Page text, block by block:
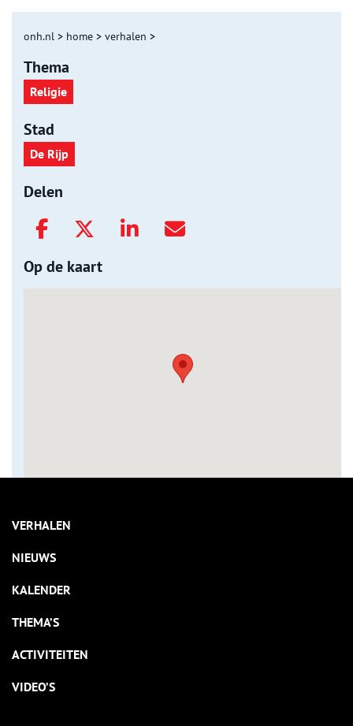
onh.nl > home > verhalen >
Thema
Religie
Stad
De Rijp
Delen
Op de kaart
VERHALEN
NIEUWS
KALENDER
THEMA’S
ACTIVITEITEN
VIDEO’S